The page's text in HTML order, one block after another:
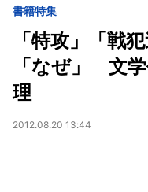
書籍特集
「特攻」「戦
「なぜ」 文
理
2012.08.20 13:44